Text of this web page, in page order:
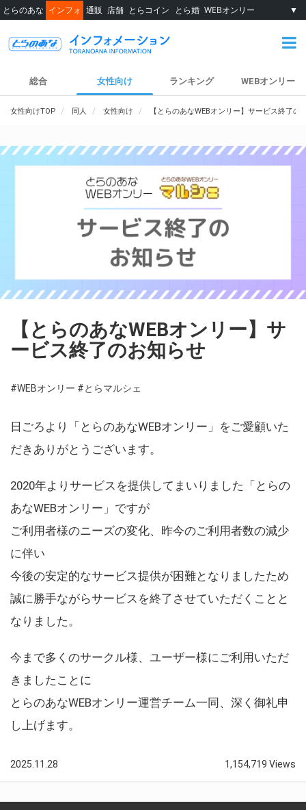
とらのあな インフォ 通販 店舗 とらコイン とら婚 WEBオンリー ▼
総合 女性向け ランキング WEBオンリー
女性向けTOP 同人 女性向け 【とらのあなWEBオンリー】サービス終了の
【とらのあなWEBオンリー】サ
ービス終了のお知らせ
#WEBオンリー #とらマルシェ
日ごろより「とらのあなWEBオンリー」をご愛顧いた
だきありがとうございます。
2020年よりサービスを提供してまいりました「とらの
あなWEBオンリー」ですが
ご利用者様のニーズの変化、昨今のご利用者数の減少
に伴い
今後の安定的なサービス提供が困難となりましたため
誠に勝手ながらサービスを終了させていただくことと
なりました。
今まで多くのサークル様、ユーザー様にご利用いただ
きましたことに
とらのあなWEBオンリー運営チーム一同、深く御礼申
し上げます。
2025.11.28 1,154,719 Views